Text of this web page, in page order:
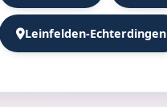
Leinfelden-Echterdingen